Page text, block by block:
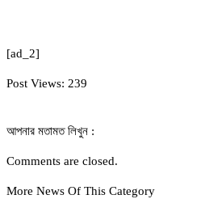
[ad_2]
Post Views: 239
আপনার মতামত লিখুন :
Comments are closed.
More News Of This Category